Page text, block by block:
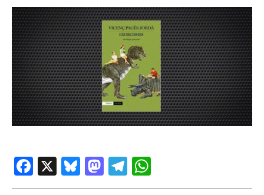
Facebook
X Bluesky
Mastodon
Telegram